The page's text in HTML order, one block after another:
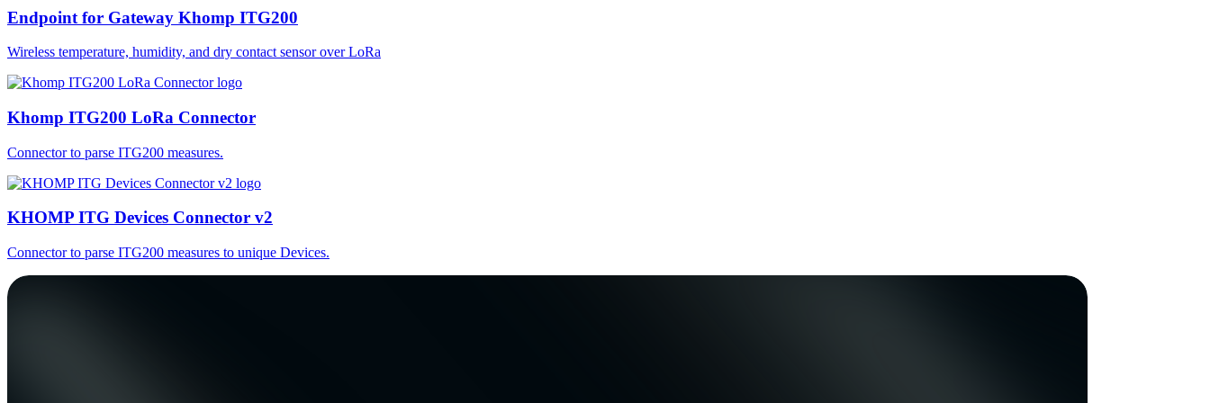
Endpoint for Gateway Khomp ITG200
Wireless temperature, humidity, and dry contact sensor over LoRa
Khomp ITG200 LoRa Connector
Connector to parse ITG200 measures.
KHOMP ITG Devices Connector v2
Connector to parse ITG200 measures to unique Devices.